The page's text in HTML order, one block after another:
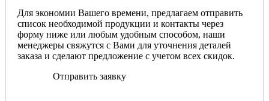
Для экономии Вашего времени, предлагаем отправить
список необходимой продукции и контакты через
форму ниже или любым удобным способом, наши
менеджеры свяжутся с Вами для уточнения деталей
заказа и сделают предложение с учетом всех скидок.
Отправить заявку